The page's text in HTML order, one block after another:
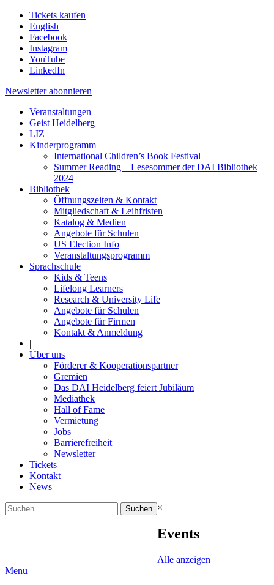
Tickets kaufen
English
Facebook
Instagram
YouTube
LinkedIn
Newsletter abonnieren
Veranstaltungen
Geist Heidelberg
LIZ
Kinderprogramm
International Children’s Book Festival
Summer Reading – Lesesommer der DAI Bibliothek
2024
Bibliothek
Öffnungszeiten & Kontakt
Mitgliedschaft & Leihfristen
Katalog & Medien
Angebote für Schulen
US Election Info
Veranstaltungsprogramm
Sprachschule
Kids & Teens
Lifelong Learners
Research & University Life
Angebote für Schulen
Angebote für Firmen
Kontakt & Anmeldung
|
Über uns
Förderer & Kooperationspartner
Gremien
Das DAI Heidelberg feiert Jubiläum
Mediathek
Hall of Fame
Vermietung
Jobs
Barrierefreiheit
Newsletter
Tickets
Kontakt
News
Suchen
nach:
×
Events
Alle anzeigen
Menu